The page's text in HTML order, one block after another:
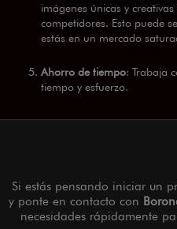
imágenes únicas y
competidores. Esto puede
estás en un mercado
Ahorro de tiempo: Trabaja
tiempo y esfuerzo.
Si estás pensando iniciar un
y ponte en contacto con
necesidades rápidamente